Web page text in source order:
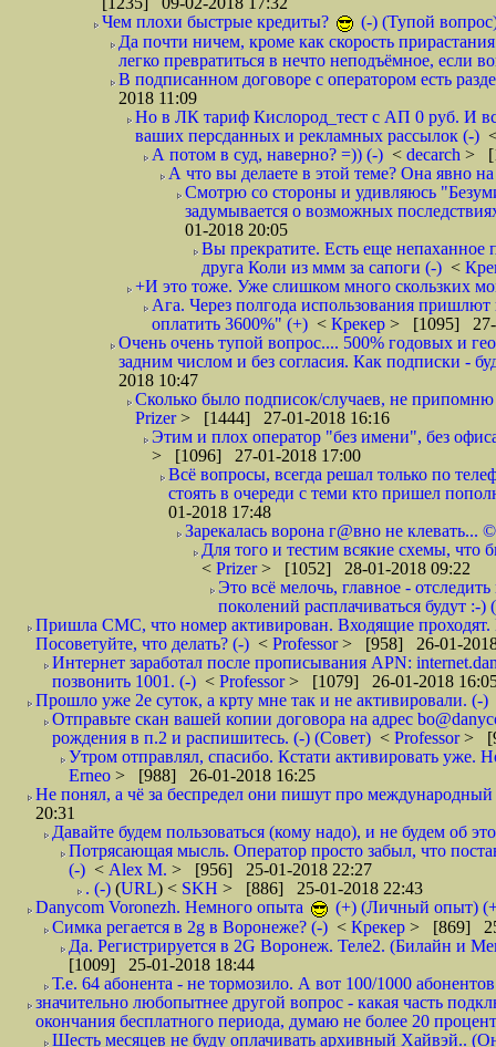
Чем плохи быстрые кредиты?
(-) (Тупой
Да почти ничем, кроме как скорость
легко превратиться в нечто неподъёмное, если
В подписанном договоре с оператором есть
2018 11:09
Но в ЛК тариф Кислород_тест с АП 0 руб. И
ваших персданных и рекламных рассылок (-)
А потом в суд, наверно? =)) (-) < decarch >
А что вы делаете в этой теме? Она явно
Смотрю со стороны и удивляюсь
задумывается о возможных
01-2018 20:05
Вы прекратите. Есть еще непаханное
друга Коли из ммм за сапоги (-) <
+И это тоже. Уже слишком много скользких
Ага. Через полгода использования
оплатить 3600%" (+) < Крекер > [1095] 27-
Очень очень тупой вопрос.... 500% годовых и
задним числом и без согласия. Как подписки -
2018 10:47
Сколько было подписок/случаев, не
Prizer> [1444] 27-01-2018 16:16
Этим и плох оператор "без имени", без
> [1096] 27-01-2018 17:00
Всё вопросы, всегда решал только по
стоять в очереди с теми кто пришел
01-2018 17:48
Зарекалась ворона г@вно не клевать...
Для того и тестим всякие схемы, что
< Prizer> [1052] 28-01-2018 09:22
Это всё мелочь, главное -
поколений расплачиваться будут :-)
Пришла СМС, что номер активирован. Входящие проходят.
Посоветуйте, что делать? (-) < Professor> [958] 26-01-
Интернет заработал после прописывания APN:
позвонить 1001. (-) < Professor> [1079] 26-01-2018
Прошло уже 2е суток, а крту мне так и не активировали. (-)
Отправьте скан вашей копии договора на адрес
рождения в п.2 и распишитесь. (-) (Совет) < Professor>
Утром отправлял, спасибо. Кстати активировать уже.
Erneo > [988] 26-01-2018 16:25
Не понял, а чё за беспредел они пишут про
20:31
Давайте будем пользоваться (кому надо), и не будем об
Потрясающая мысль. Оператор просто забыл, что
(-) < Alex M. > [956] 25-01-2018 22:27
. (-) (URL) < SKH > [886] 25-01-2018 22:43
Danycom Voronezh. Немного опыта
(+) (Личный опыт)
Симка регается в 2g в Воронеже? (-) < Крекер > [869]
Да. Регистрируется в 2G Воронеж. Теле2. (Билайн и
[1009] 25-01-2018 18:44
Т.е. 64 абонента - не тормозило. А вот 100/1000
значительно любопытнее другой вопрос - какая часть
окончания бесплатного периода, думаю не более 20
Шесть месяцев не буду оплачивать архивный Хайвэй..